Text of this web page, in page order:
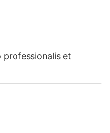
professionalis et